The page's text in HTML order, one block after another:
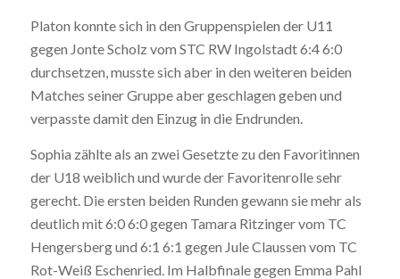
Platon konnte sich in den Gruppenspielen der U11
gegen Jonte Scholz vom STC RW Ingolstadt 6:4 6:0
durchsetzen, musste sich aber in den weiteren beiden
Matches seiner Gruppe aber geschlagen geben und
verpasste damit den Einzug in die Endrunden.
Sophia zählte als an zwei Gesetzte zu den Favoritinnen
der U18 weiblich und wurde der Favoritenrolle sehr
gerecht. Die ersten beiden Runden gewann sie mehr als
deutlich mit 6:0 6:0 gegen Tamara Ritzinger vom TC
Hengersberg und 6:1 6:1 gegen Jule Claussen vom TC
Rot-Weiß Eschenried. Im Halbfinale gegen Emma Pahl